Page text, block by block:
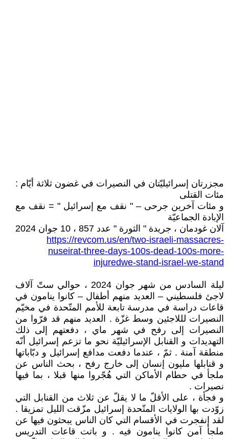
مجزرتان إسرائيليّتان في النصيرات في غضون ثلاثة أيّام :
مئات القتلى
و مئات آخرين جرحى – " نقف مع إسرائيل " = نقف مع
الإبادة الجماعيّة
آلان غودمان ، جريدة " الثورة " عدد 857 ، 10 جوان 2024
https://revcom.us/en/two-israeli-massacres-
nuseirat-three-days-100s-dead-100s-more-
injuredwe-stand-israel-we-stand
ليلة السادس من شهر جوان 2024 ، حوالي ستّ آلاف
لاجئ فلسطيني – العديد منهم أطفال – كانوا ينامون في
قاعات دراسة في مدرسة تابعة للأمم المتّحدة في مخيّم
النصيرات لللاجئين وسط غزّة . العديد منهم قد فرّوا من
النصيرات إلى رفح في شهر ماي ، دفعتهم إلى ذلك
التهديدات و القنابل الإسرائيليّة نحو ما تزعم إسرائيل أنّه
منطقة آمنة . ثمّ ، عندما دفعت مدافع إسرائيل و دبّاباتها
و قنابلها مليون إنسان إلى خارج رفح ، بحث الناس عن
ملجأ في حطام الأماكن التي هُجّروا منها قبلا ، بما فيها
نصيرات .
و فجأة ، على الأقلّ ما لا يقلّ عن ثلاث من القنابل التي
زوّدت بها الولايات المتّحدة إسرائيل مزّقت الليل تمزيقا .
لقد إنفجرت في الأقسام التي كان الناس يبحثون فيها عن
ملجأ آمن كانوا ينامون فيه . و باتت قاعات التدريس